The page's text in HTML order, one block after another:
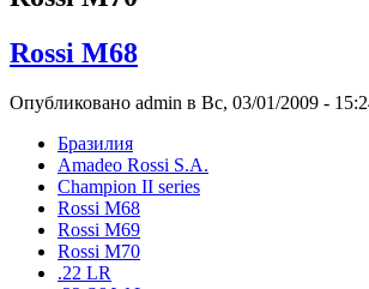
Rossi M68
Опубликовано admin в Вс, 03/01/2009 -
Бразилия
Amadeo Rossi S.A.
Champion II series
Rossi M68
Rossi M69
Rossi M70
.22 LR